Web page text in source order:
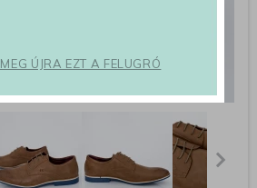
ÚJRA EZT A FELUGRÓ